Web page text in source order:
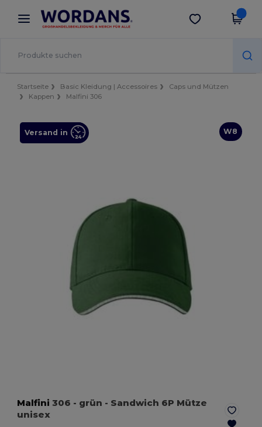
× Wordans App
Bessere Preise in der App!
App holen
Startseite Basic Kleidung | Accessoires
Caps und Mützen
Kappen
Malfini 306
W8
Versand in
Malfini 306 - grün - Sandwich 6P Mütze
unisex